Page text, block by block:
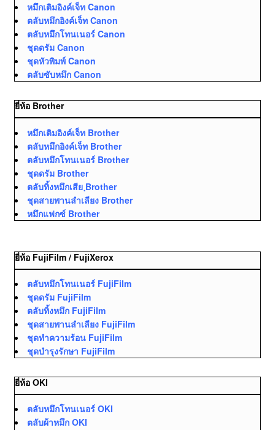
หมึกเติมอิงค์เจ็ท Canon
ตลับหมึกอิงค์เจ็ท Canon
ตลับหมึกโทนเนอร์ Canon
ชุดดรัม Canon
ชุดหัวพิมพ์ Canon
ตลับซับหมึก Canon
ยี่ห้อ Brother
หมึกเติมอิงค์เจ็ท Brother
ตลับหมึกอิงค์เจ็ท Brother
ตลับหมึกโทนเนอร์ Brother
ชุดดรัม Brother
ตลับทิ้งหมึกเสีย ฺBrother
ชุดสายพานลำเลียง Brother
หมึกแฟกซ์ Brother
ยี่ห้อ FujiFilm / FujiXerox
ตลับหมึกโทนเนอร์ FujiFilm
ชุดดรัม FujiFilm
ตลับทิ้งหมึก FujiFilm
ชุดสายพานลำเลียง FujiFilm
ชุดทำความร้อน FujiFilm
ชุดบำรุงรักษา FujiFilm
ยี่ห้อ OKI
ตลับหมึกโทนเนอร์ OKI
ตลับผ้าหมึก OKI